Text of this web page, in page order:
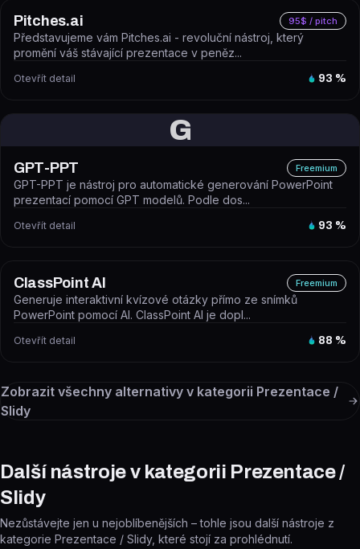
Pitches.ai 95$ / pitch
Představujeme vám Pitches.ai - revoluční nástroj, který
promění váš stávající prezentace v peněz...
Otevřít detail 93 %
G
GPT-PPT Freemium
GPT-PPT je nástroj pro automatické generování PowerPoint
prezentací pomocí GPT modelů. Podle dos...
Otevřít detail 93 %
ClassPoint AI Freemium
Generuje interaktivní kvízové otázky přímo ze snímků
PowerPoint pomocí AI. ClassPoint AI je dopl...
Otevřít detail 88 %
Zobrazit všechny alternativy v kategorii Prezentace /
Slidy
Další nástroje v kategorii Prezentace /
Slidy
Nezůstávejte jen u nejoblíbenějších – tohle jsou další nástroje z
kategorie Prezentace / Slidy, které stojí za prohlédnutí.